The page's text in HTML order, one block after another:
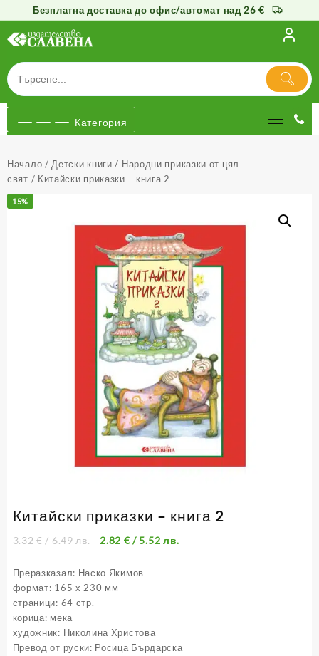
Безплатна доставка до офис/автомат над 26 €
съдържанието
Категория
Начало / Детски книги / Народни приказки от цял
свят / Китайски приказки – книга 2
15%
Китайски приказки – книга 2
3.32€/ 6.49 лв. 2.82 €/ 5.52 лв.
Преразказал: Наско Якимов
формат: 165 х 230 мм
страници: 64 стр.
корица: мека
художник: Николина Христова
Превод от руски: Росица Бърдарска